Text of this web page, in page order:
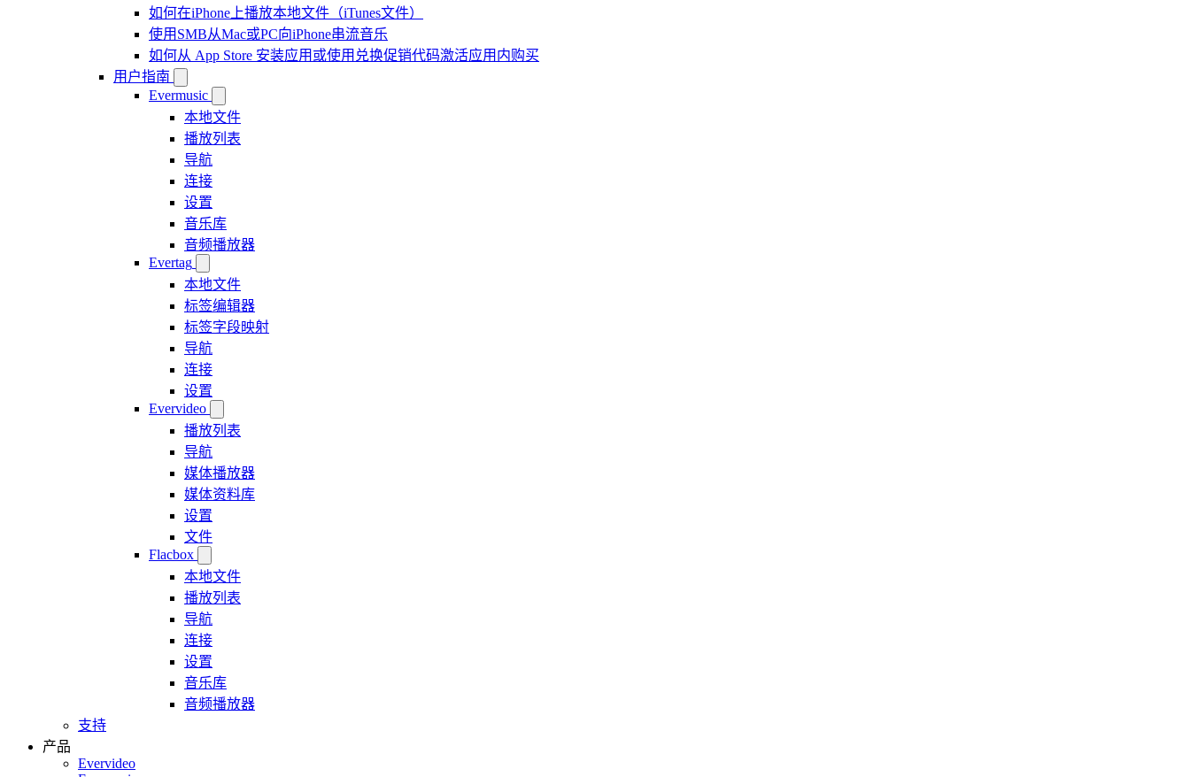
如何在iPhone上播放本地文件（iTunes文件）
使用SMB从Mac或PC向iPhone串流音乐
如何从 App Store 安装应用或使用兑换促销代码激活应用内购买
用户指南
Evermusic
本地文件
播放列表
导航
连接
设置
音乐库
音频播放器
Evertag
本地文件
标签编辑器
标签字段映射
导航
连接
设置
Evervideo
播放列表
导航
媒体播放器
媒体资料库
设置
文件
Flacbox
本地文件
播放列表
导航
连接
设置
音乐库
音频播放器
支持
产品
Evervideo